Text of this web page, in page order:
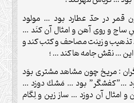
قمر در حدّ عطارد بود … مولود
و روى آهن و امثال آن كنَد …
تذهيب و زينت مصاحف و كتب كند و
… نقش جامه ها كند … ؛
: مريخ چون مشاهد مشترى بوَد
…”كفشگر” بود … مَشك دوزد …
امثال آن دوزد … ساز زين و لِگام